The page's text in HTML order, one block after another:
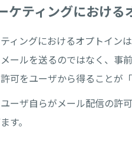
ケティングにおける
ィングにおけるオプトイン
ールを送るのではなく、事
可をユーザから得ることが
ーザ自らがメール配信の許
す。